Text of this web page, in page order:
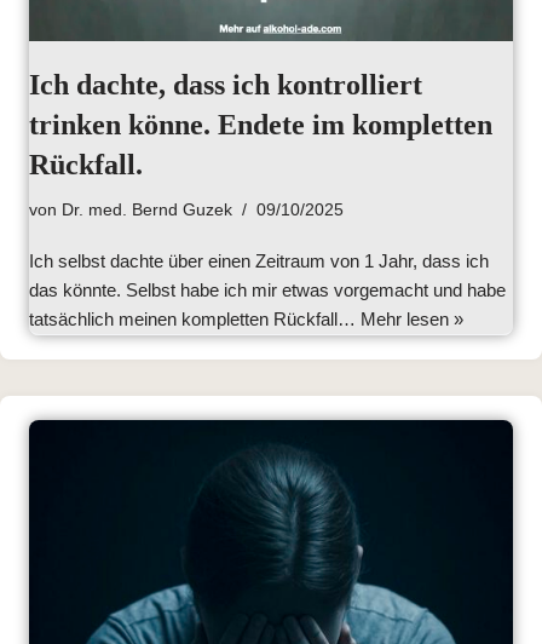
Ich dachte, dass ich kontrolliert
trinken könne. Endete im kompletten
Rückfall.
von Dr. med. Bernd Guzek 09/10/2025
Ich selbst dachte über einen Zeitraum von 1 Jahr, dass ich
das könnte. Selbst habe ich mir etwas vorgemacht und habe
tatsächlich meinen kompletten Rückfall… Mehr lesen »